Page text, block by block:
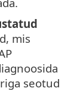
mis
seotud